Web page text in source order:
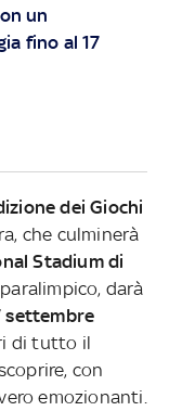
un
fino al 17
dei Giochi
che culminerà
Stadium di
darà
settembre
di tutto il
con
emozionanti.